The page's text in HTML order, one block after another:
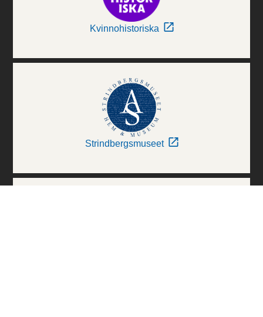
Kvinnohistoriska
Strindbergsmuseet